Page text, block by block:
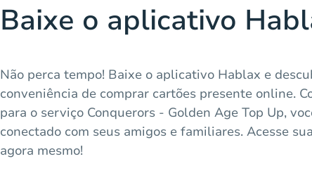
Baixe o aplicativo
Não perca tempo! Baixe o aplicativo Hablax e
conveniência de comprar cartões presente online.
para o serviço Conquerors - Golden Age Top Up,
conectado com seus amigos e familiares. Acesse
agora mesmo!